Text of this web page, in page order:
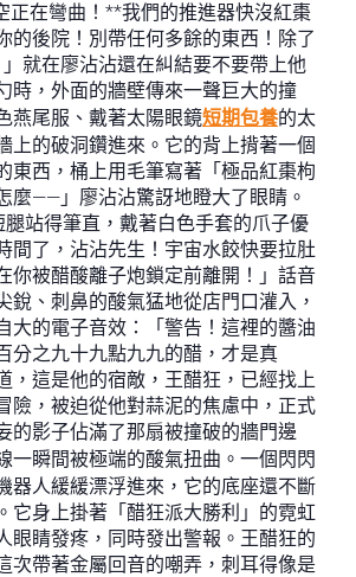
正在彎曲！**我們的推進器快沒紅棗
的後院！別帶任何多餘的東西！除了
就在廖沾沾還在糾結要不要帶上他
時，外面的牆壁傳來一聲巨大的撞
燕尾服、戴著太陽眼鏡短期包養的太
上的破洞鑽進來。它的背上揹著一個
東西，桶上用毛筆寫著「極品紅棗枸
麼——」廖沾沾驚訝地瞪大了眼睛。
腿站得筆直，戴著白色手套的爪子優
間了，沾沾先生！宇宙水餃快要拉肚
你被醋酸離子炮鎖定前離開！」話音
銳、刺鼻的酸氣猛地從店門口灌入，
大的電子音效：「警告！這裡的醬油
分之九十九點九九的醋，才是真
，這是他的宿敵，王醋狂，已經找上
險，被迫從他對蒜泥的焦慮中，正式
的影子佔滿了那扇被撞破的牆門邊
一瞬間被極端的酸氣扭曲。一個閃閃
器人緩緩漂浮進來，它的底座還不斷
它身上掛著「醋狂派大勝利」的霓虹
眼睛發疼，同時發出警報。王醋狂的
次帶著金屬回音的嘲弄，刺耳得像是